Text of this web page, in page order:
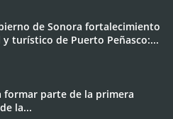
de Sonora fortalecimiento
y turístico de Puerto Peñasco:...
formar parte de la primera
la...